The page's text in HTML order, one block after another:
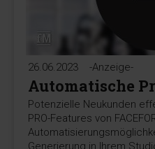
26.06.2023 -Anzeige-
Automatische
Potenzielle Neukunden
PRO-Features von
Generierung in Ihrem